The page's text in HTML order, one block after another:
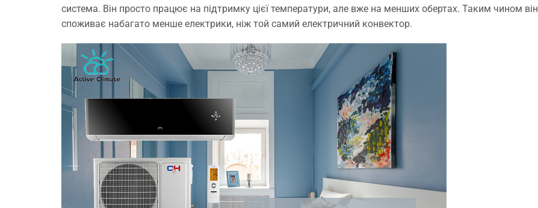
система. Він просто працює на підтримку цієї температури, але вже на менших обертах. Таким чином він
споживає набагато менше електрики, ніж той самий електричний конвектор.